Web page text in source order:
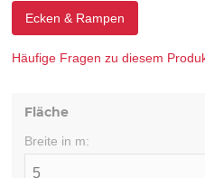
Ecken & Rampen
Häufige Fragen zu diesem
Fläche
Breite in m: